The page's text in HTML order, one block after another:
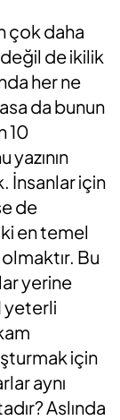
çok daha
de ikilik
her ne
da bunun
10
yazının
İnsanlar için
de
en temel
Bu
yerine
yeterli
için
aynı
Aslında